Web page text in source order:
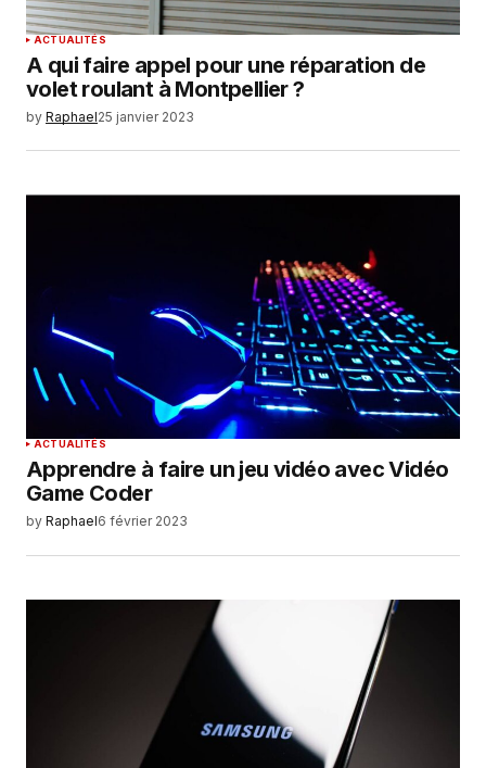
ACTUALITÉS
A qui faire appel pour une réparation de
volet roulant à Montpellier ?
by Raphael25 janvier 2023
ACTUALITÉS
Apprendre à faire un jeu vidéo avec Vidéo
Game Coder
by Raphael6 février 2023